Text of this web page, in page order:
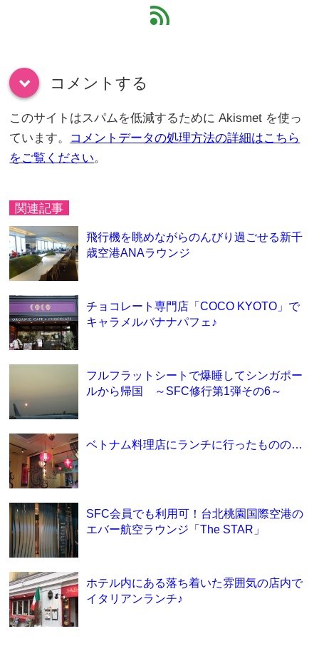
feed
down コメントする
このサイトはスパムを低減するために Akismet を使っ
ています。 コメントデータの処理方法の詳細はこちら
をご覧ください。
関連記事
飛行機を眺めながらのんびり過ごせる新千
歳空港ANAラウンジ
チョコレート専門店「COCO KYOTO」で
キャラメルバナナパフェ♪
フルフラットシートで爆睡してシンガポー
ルから帰国 ～SFC修行第1弾その6～
ベトナム料理店にランチに行ったものの…
SFC会員でも利用可！台北桃園国際空港の
エバー航空ラウンジ「The STAR」
ホテル内にある落ち着いた雰囲気の店内で
イタリアンランチ♪